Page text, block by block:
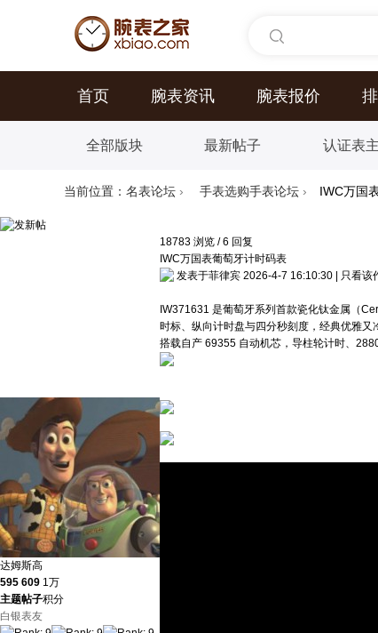
首页 腕表资讯 腕表报价
全部版块 最新帖子 认证表主
当前位置： 名表论坛 › 手表选购手表论坛 › IWC万国
达姆斯高
595
主题
609
帖子
1万
积分
白银表友
18783 浏览 /6 回复
IWC万国表葡萄牙计时码表
发表于菲律宾 2026-4-7 16:10:30 只看该
IW371631 是葡萄牙系列首款瓷化钛金属（
时标、纵向计时盘与四分秒刻度，经典优雅又
搭载自产 69355 自动机芯，导柱轮计时、